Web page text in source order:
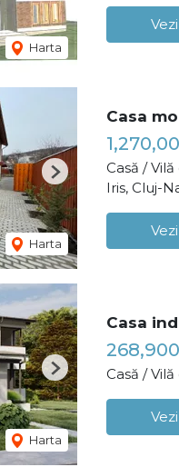
Harta
Harta
Next
Casa
Casă /
Iris, Cluj-
Harta
Next
Casa
Casă /